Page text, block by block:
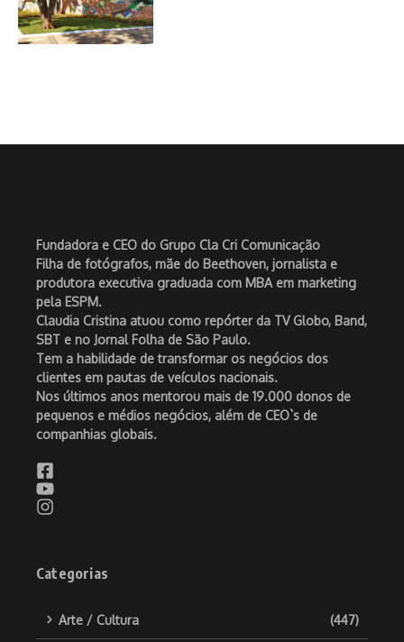
Fundadora e CEO do Grupo Cla Cri Comunicação
Filha de fotógrafos, mãe do Beethoven, jornalista e
produtora executiva graduada com MBA em marketing
pela ESPM.
Claudia Cristina atuou como repórter da TV Globo, Band,
SBT e no Jornal Folha de São Paulo.
Tem a habilidade de transformar os negócios dos
clientes em pautas de veículos nacionais.
Nos últimos anos mentorou mais de 19.000 donos de
pequenos e médios negócios, além de CEO`s de
companhias globais.
Categorias
Arte / Cultura (447)